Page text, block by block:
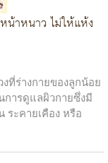
าหนาว ไม่ให้แห้ง
ที่ร่างกายของลูกน้อย
การดูแลผิวกายซึ่งมี
ะคายเคือง หรือ